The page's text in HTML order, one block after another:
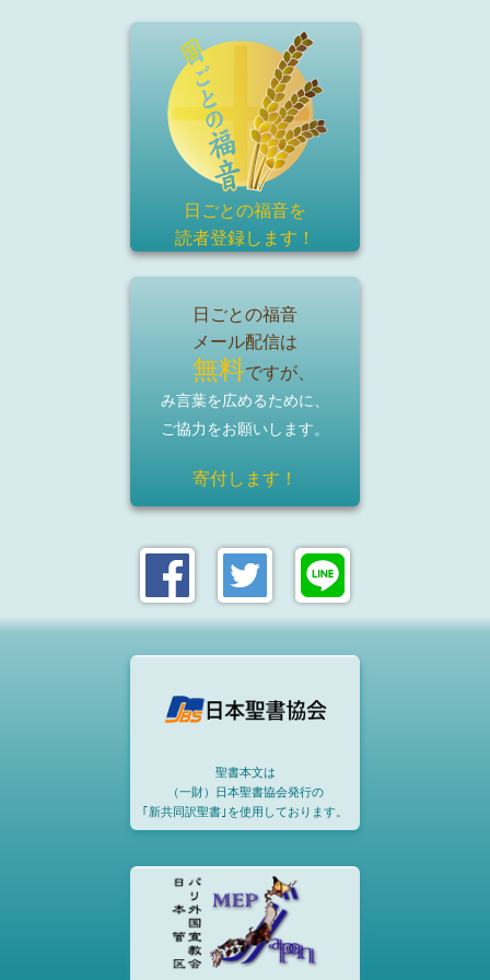
日ごとの福音を
読者登録します！
日ごとの福音
メール配信は
無料ですが、
み言葉を広めるために、
ご協力をお願いします。
寄付します！
聖書本文は
（一財）日本聖書協会発行の
｢新共同訳聖書｣を使用しております。